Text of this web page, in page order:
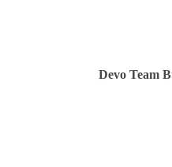
Devo Team